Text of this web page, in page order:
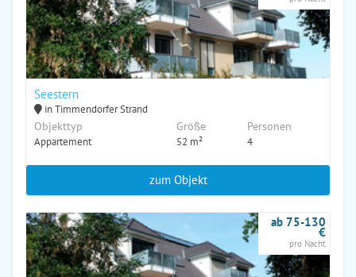
Seestern
in Timmendorfer Strand
Objekttyp
Appartement
Größe
52 m²
Personen
4
zum Objekt
ab 75-130
€
pro Nacht